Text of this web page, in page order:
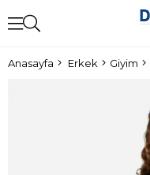
Anasayfa Erkek Giyim